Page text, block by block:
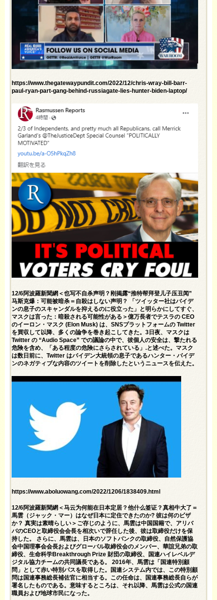
https://www.thegatewaypundit.com/2022/12/chris-wray-bill-barr-
paul-ryan-part-gang-behind-russiagate-lies-hunter-biden-laptop/
12/6阿波羅新聞網＜也写不自杀声明？刚揭露“推特帮拜登儿子压丑闻”
马斯克爆：可能被暗杀＝自殺はしない声明？ 「ツイッター社はバイデ
ンの息子のスキャンダルを抑えるのに役立った」と明らかにしてすぐ、
マスクは言った：暗殺される可能性がある＞億万長者でテスラの CEO
のイーロン・マスク (Elon Musk) は、SNSプラットフォームの Twitter
を買収して以降、多くの論争を巻き起こしてきた。3日夜、マスクは
Twitter の “Audio Space” での議論の中で、彼個人の安全は、撃たれる
危険を含め、「ある程度の危険にさらされている」.と述べた。マスク
は数日前に、Twitter はバイデン大統領の息子であるハンター・バイデ
ンのネガティブな内容のツイートを削除したというニュースを伝えた。
https://www.aboluowang.com/2022/1206/1838409.html
12/6阿波羅新聞網＜马云为何能在日本定居？他什么签证？真相牛大了＝
馬雲（ジャック・マー）はなぜ日本に定住できたのか? 彼は何のビザ
か？ 真実は素晴らしい＞ご存じのように、馬雲は中国国籍で、アリバ
バのCEOと取締役会会長を相次いで辞任した後、彼は取締役だけを保
持した。 さらに、馬雲は、日本のソフトバンクの取締役、自然保護協
会中国理事会会長およびグローバル取締役会のメンバー、華誼兄弟の取
締役、生命科学Breakthrough Prize 財団の取締役、国連ハイレベルデ
ジタル協力チームの共同議長である。 2016年、馬雲は「国連特別顧
問」として赤い特別パスを取得した。国連システム内では、この特別顧
問は国連事務総長補佐官に相当する。この任命は、国連事務総長自らが
署名したものである。意味するところは、それ以降、馬雲は公式の国連
職員および地球市民になった。